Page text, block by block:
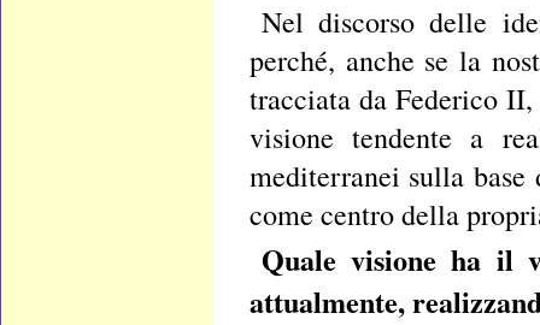
Nel discorso delle
perché, anche se la
tracciata da Federico
visione tendente a
mediterranei sulla
come centro della
Quale visione ha il
attualmente,